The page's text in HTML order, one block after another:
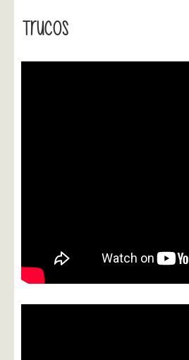
Trucos